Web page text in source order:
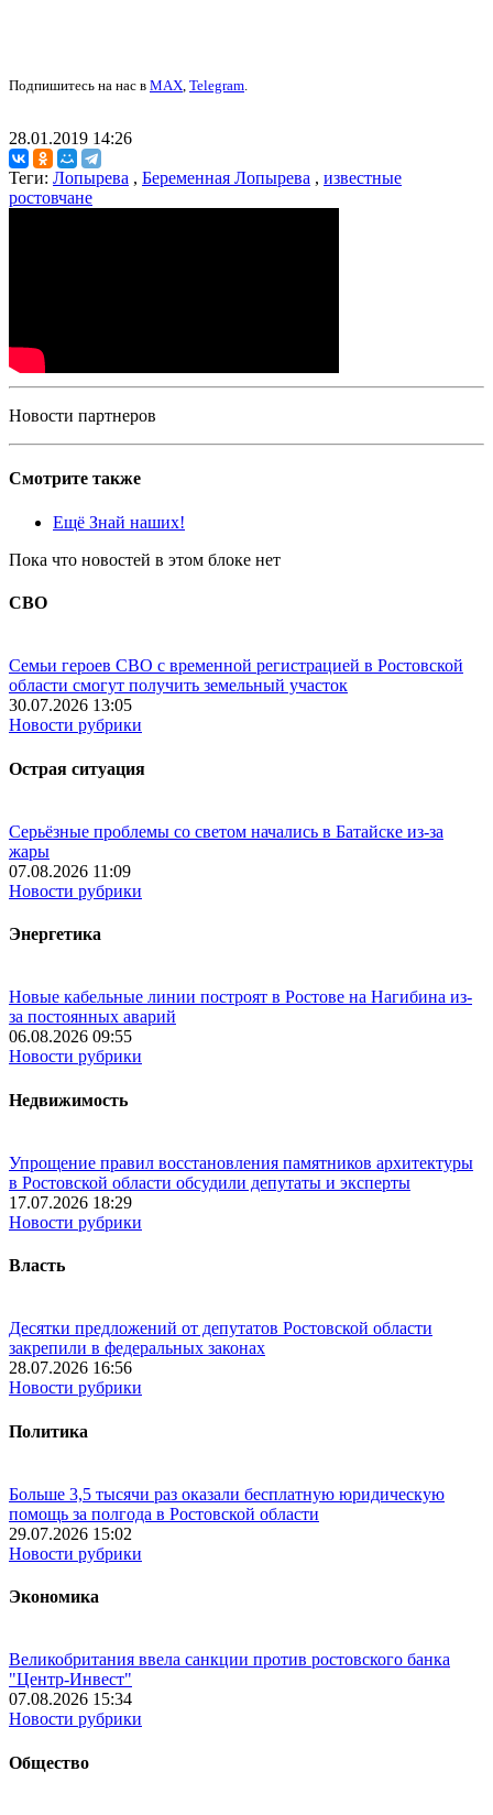
Подпишитесь на нас в MAX, Telegram.
28.01.2019 14:26
Теги: Лопырева , Беременная Лопырева , известные
ростовчане
Новости партнеров
Смотрите также
Ещё Знай наших!
Пока что новостей в этом блоке нет
СВО
Семьи героев СВО с временной регистрацией в Ростовской
области смогут получить земельный участок
30.07.2026 13:05
Новости рубрики
Острая ситуация
Серьёзные проблемы со светом начались в Батайске из-за
жары
07.08.2026 11:09
Новости рубрики
Энергетика
Новые кабельные линии построят в Ростове на Нагибина из-
за постоянных аварий
06.08.2026 09:55
Новости рубрики
Недвижимость
Упрощение правил восстановления памятников архитектуры
в Ростовской области обсудили депутаты и эксперты
17.07.2026 18:29
Новости рубрики
Власть
Десятки предложений от депутатов Ростовской области
закрепили в федеральных законах
28.07.2026 16:56
Новости рубрики
Политика
Больше 3,5 тысячи раз оказали бесплатную юридическую
помощь за полгода в Ростовской области
29.07.2026 15:02
Новости рубрики
Экономика
Великобритания ввела санкции против ростовского банка
"Центр-Инвест"
07.08.2026 15:34
Новости рубрики
Общество